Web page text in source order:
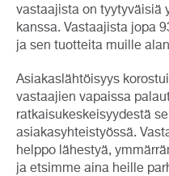
vastaajista on tyytyväisiä
kanssa. Vastaajista jopa
ja sen tuotteita muille
Asiakaslähtöisyys
vastaajien vapaissa
ratkaisukeskeisyydestä
asiakasyhteistyössä.
helppo lähestyä,
ja etsimme aina heille